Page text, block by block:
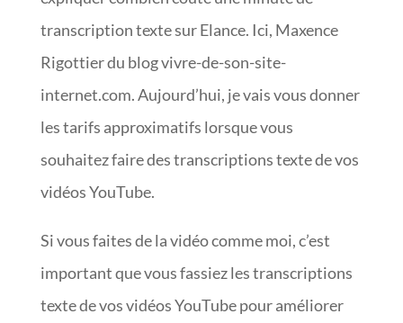
transcription texte sur Elance. Ici, Maxence
Rigottier du blog vivre-de-son-site-
internet.com. Aujourd’hui, je vais vous donner
les tarifs approximatifs lorsque vous
souhaitez faire des transcriptions texte de vos
vidéos YouTube.
Si vous faites de la vidéo comme moi, c’est
important que vous fassiez les transcriptions
texte de vos vidéos YouTube pour améliorer